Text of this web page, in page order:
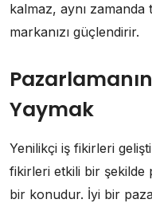
kalmaz, aynı zamanda
markanızı güçlendirir.
Yaymak
Yenilikçi iş fikirleri
fikirleri etkili bir şekilde
bir konudur. İyi bir